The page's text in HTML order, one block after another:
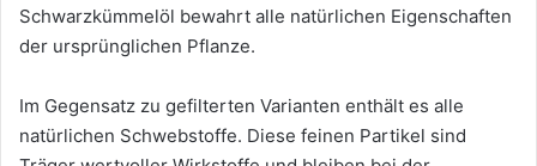
Schwarzkümmelöl bewahrt alle natürlichen Eigenschaften
der ursprünglichen Pflanze.
Im Gegensatz zu gefilterten Varianten enthält es alle
natürlichen Schwebstoffe. Diese feinen Partikel sind